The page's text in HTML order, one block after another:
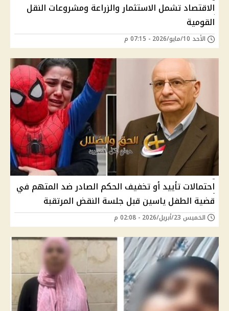
الاقتصاد تشمل الاستثمار والزراعة ومشروعات النقل
القومية
الأحد 10/مايو/2026 - 07:15 م
احتمالات تأييد أو تخفيف الحكم الصادر ضد المتهم في
قضية الطفل ياسين قبل جلسة النقض المرتقبة
الخميس 23/أبريل/2026 - 02:08 م